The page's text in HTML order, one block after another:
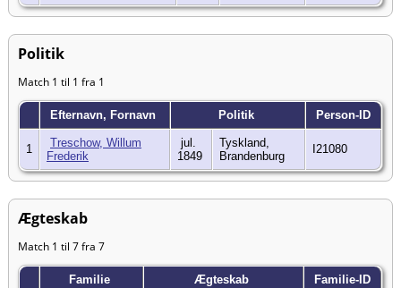
Politik
Match 1 til 1 fra 1
Efternavn, Fornavn Politik Person-ID
1
Treschow, Willum
Frederik
jul.
1849
Tyskland,
Brandenburg
I21080
Ægteskab
Match 1 til 7 fra 7
Familie Ægteskab Familie-ID